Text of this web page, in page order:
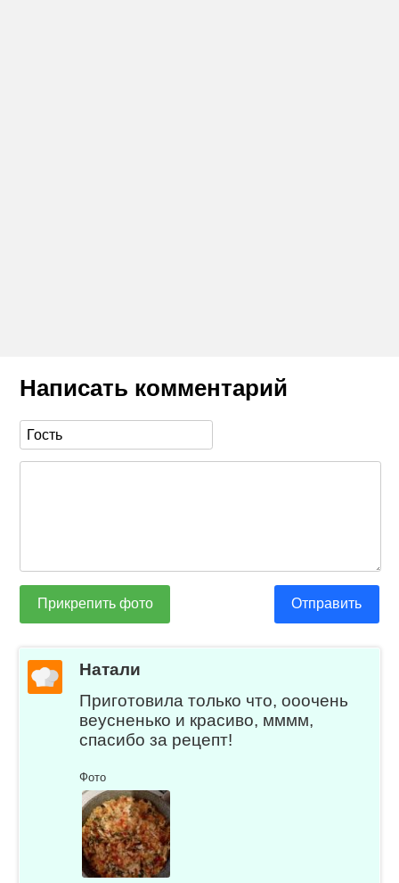
Написать комментарий
Прикрепить фото Отправить
Натали
Приготовила только что, ооочень
веусненько и красиво, мммм,
спасибо за рецепт!
Фото